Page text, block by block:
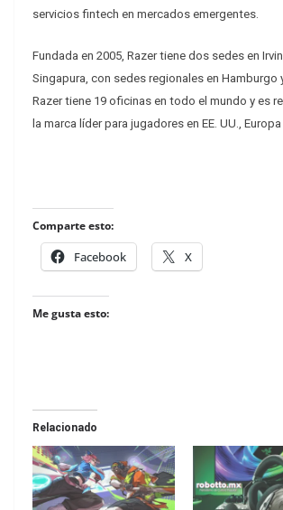
servicios fintech en mercados emergentes.
Fundada en 2005, Razer tiene dos sedes en
Singapura, con sedes regionales en Hamburgo
Razer tiene 19 oficinas en todo el mundo y es
la marca líder para jugadores en EE. UU., Europa
Comparte esto:
Facebook X
Me gusta esto:
Relacionado